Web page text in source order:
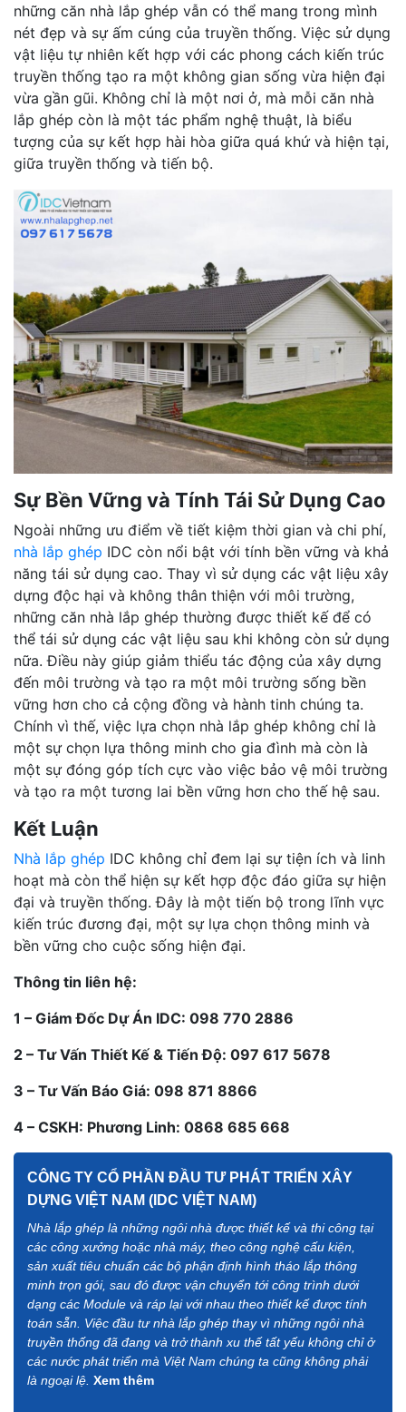
những căn nhà lắp ghép vẫn có thể mang trong mình
nét đẹp và sự ấm cúng của truyền thống. Việc sử dụng
vật liệu tự nhiên kết hợp với các phong cách kiến trúc
truyền thống tạo ra một không gian sống vừa hiện đại
vừa gần gũi. Không chỉ là một nơi ở, mà mỗi căn nhà
lắp ghép còn là một tác phẩm nghệ thuật, là biểu
tượng của sự kết hợp hài hòa giữa quá khứ và hiện tại,
giữa truyền thống và tiến bộ.
Sự Bền Vững và Tính Tái Sử Dụng Cao
Ngoài những ưu điểm về tiết kiệm thời gian và chi phí,
nhà lắp ghép IDC còn nổi bật với tính bền vững và khả
năng tái sử dụng cao. Thay vì sử dụng các vật liệu xây
dựng độc hại và không thân thiện với môi trường,
những căn nhà lắp ghép thường được thiết kế để có
thể tái sử dụng các vật liệu sau khi không còn sử dụng
nữa. Điều này giúp giảm thiểu tác động của xây dựng
đến môi trường và tạo ra một môi trường sống bền
vững hơn cho cả cộng đồng và hành tinh chúng ta.
Chính vì thế, việc lựa chọn nhà lắp ghép không chỉ là
một sự chọn lựa thông minh cho gia đình mà còn là
một sự đóng góp tích cực vào việc bảo vệ môi trường
và tạo ra một tương lai bền vững hơn cho thế hệ sau.
Kết Luận
Nhà lắp ghép IDC không chỉ đem lại sự tiện ích và linh
hoạt mà còn thể hiện sự kết hợp độc đáo giữa sự hiện
đại và truyền thống. Đây là một tiến bộ trong lĩnh vực
kiến trúc đương đại, một sự lựa chọn thông minh và
bền vững cho cuộc sống hiện đại.
Thông tin liên hệ:
1 – Giám Đốc Dự Án IDC: 098 770 2886
2 – Tư Vấn Thiết Kế & Tiến Độ: 097 617 5678
3 – Tư Vấn Báo Giá: 098 871 8866
4 – CSKH: Phương Linh: 0868 685 668
CÔNG TY CỔ PHẦN ĐẦU TƯ PHÁT TRIỂN XÂY
DỰNG VIỆT NAM (IDC VIỆT NAM)
Nhà lắp ghép là những ngôi nhà được thiết kế và thi công tại
các công xưởng hoặc nhà máy, theo công nghệ cấu kiện,
sản xuất tiêu chuẩn các bộ phận định hình tháo lắp thông
minh trọn gói, sau đó được vận chuyển tới công trình dưới
dạng các Module và ráp lại với nhau theo thiết kế được tính
toán sẵn. Việc đầu tư nhà lắp ghép thay vì những ngôi nhà
truyền thống đã đang và trở thành xu thế tất yếu không chỉ ở
các nước phát triển mà Việt Nam chúng ta cũng không phải
là ngoại lệ. Xem thêm